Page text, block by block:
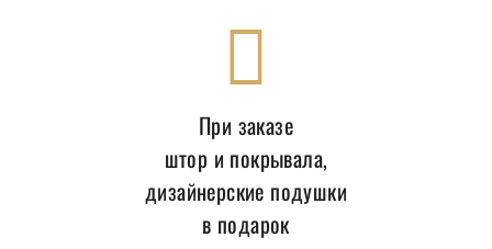
При заказе
штор и покрывала,
дизайнерские подушки
в подарок